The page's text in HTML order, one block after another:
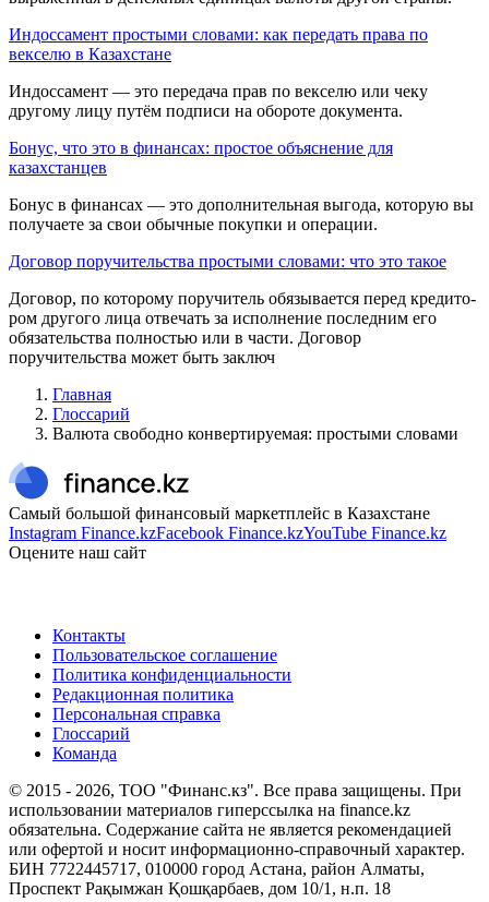
Индоссамент простыми словами: как передать права по
векселю в Казахстане
Индоссамент — это передача прав по векселю или чеку
другому лицу путём подписи на обороте документа.
Бонус, что это в финансах: простое объяснение для
казахстанцев
Бонус в финансах — это дополнительная выгода, которую вы
получаете за свои обычные покупки и операции.
Договор поручительства простыми словами: что это такое
Договор, по ко­торому поручитель обязывается перед кредито­
ром другого лица отвечать за исполнение послед­ним его
обязательства полностью или в части. Договор
поручительства может быть заключ
Главная
Глоссарий
Валюта свободно конвертируемая: простыми словами
Самый большой финансовый маркетплейс в Казахстане
Instagram Finance.kzFacebook Finance.kzYouTube Finance.kz
Оцените наш сайт
Контакты
Пользовательское соглашение
Политика конфиденциальности
Редакционная политика
Персональная справка
Глоссарий
Команда
© 2015 - 2026, ТОО "Финанс.кз". Все права защищены. При
использовании материалов гиперссылка на finance.kz
обязательна. Содержание сайта не является рекомендацией
или офертой и носит информационно-справочный характер.
БИН 7722445717, 010000 город Астана, район Алматы,
Проспект Рақымжан Қошқарбаев, дом 10/1, н.п. 18